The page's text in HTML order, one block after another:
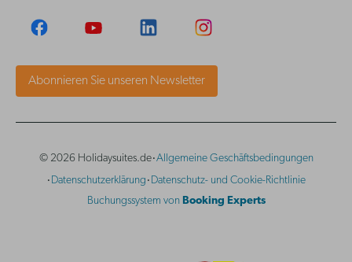
Abonnieren Sie unseren Newsletter
© 2026 Holidaysuites.de·Allgemeine Geschäftsbedingungen
· Datenschutzerklärung · Datenschutz- und Cookie-Richtlinie
Buchungssystem von Booking Experts